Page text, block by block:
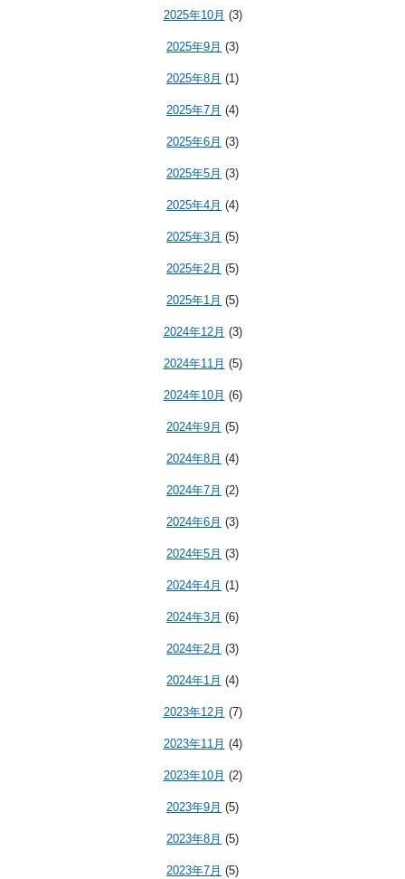
2025年10月 (3)
2025年9月 (3)
2025年8月 (1)
2025年7月 (4)
2025年6月 (3)
2025年5月 (3)
2025年4月 (4)
2025年3月 (5)
2025年2月 (5)
2025年1月 (5)
2024年12月 (3)
2024年11月 (5)
2024年10月 (6)
2024年9月 (5)
2024年8月 (4)
2024年7月 (2)
2024年6月 (3)
2024年5月 (3)
2024年4月 (1)
2024年3月 (6)
2024年2月 (3)
2024年1月 (4)
2023年12月 (7)
2023年11月 (4)
2023年10月 (2)
2023年9月 (5)
2023年8月 (5)
2023年7月 (5)